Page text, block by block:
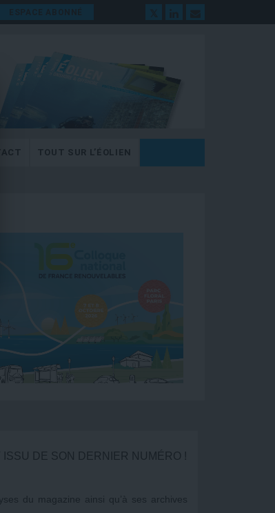
TOUT SUR L’ÉOLIEN
ISSU DE SON DERNIER NUMÉRO !
du magazine ainsi qu’à ses archives